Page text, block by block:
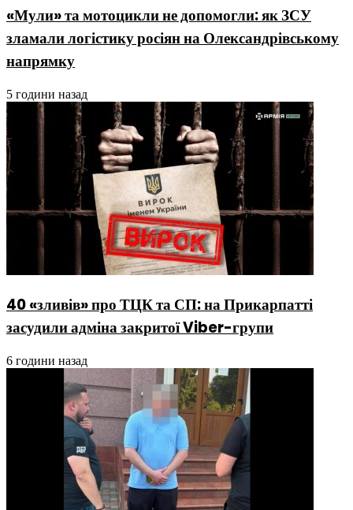
«Мули» та мотоцикли не допомогли: як ЗСУ
зламали логістику росіян на Олександрівському
напрямку
5 години назад
40 «зливів» про ТЦК та СП: на Прикарпатті
засудили адміна закритої Viber-групи
6 години назад